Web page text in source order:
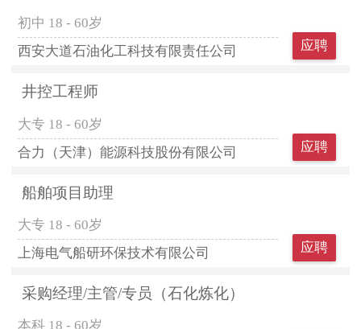
初中 18 - 60岁
西安大道石油化工科技有限责任公司
应聘
井控工程师
大专 18 - 60岁
合力（天津）能源科技股份有限公司
应聘
船舶项目助理
大专 18 - 60岁
上海电气船研环保技术有限公司
应聘
采购经理/主管/专员（石化炼化）
本科 18 - 60岁